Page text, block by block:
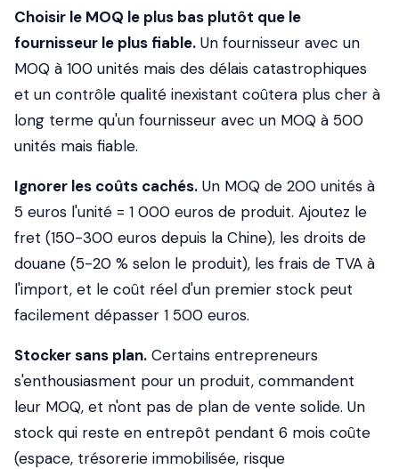
Choisir le MOQ le plus bas plutôt que le
fournisseur le plus fiable. Un fournisseur avec un
MOQ à 100 unités mais des délais catastrophiques
et un contrôle qualité inexistant coûtera plus cher à
long terme qu'un fournisseur avec un MOQ à 500
unités mais fiable.
Ignorer les coûts cachés. Un MOQ de 200 unités à
5 euros l'unité = 1 000 euros de produit. Ajoutez le
fret (150-300 euros depuis la Chine), les droits de
douane (5-20 % selon le produit), les frais de TVA à
l'import, et le coût réel d'un premier stock peut
facilement dépasser 1 500 euros.
Stocker sans plan. Certains entrepreneurs
s'enthousiasment pour un produit, commandent
leur MOQ, et n'ont pas de plan de vente solide. Un
stock qui reste en entrepôt pendant 6 mois coûte
(espace, trésorerie immobilisée, risque